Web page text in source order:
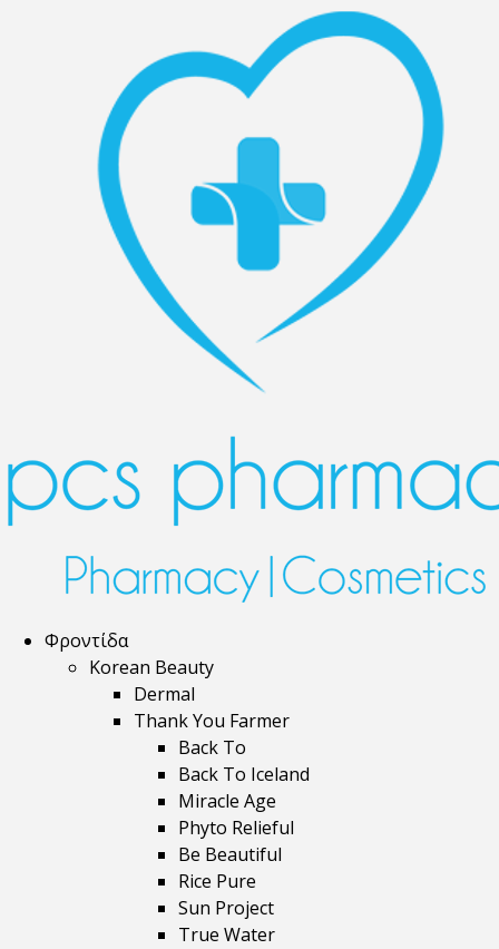
Φροντίδα
Korean Beauty
Dermal
Thank You Farmer
Back To
Back To Iceland
Miracle Age
Phyto Relieful
Be Beautiful
Rice Pure
Sun Project
True Water